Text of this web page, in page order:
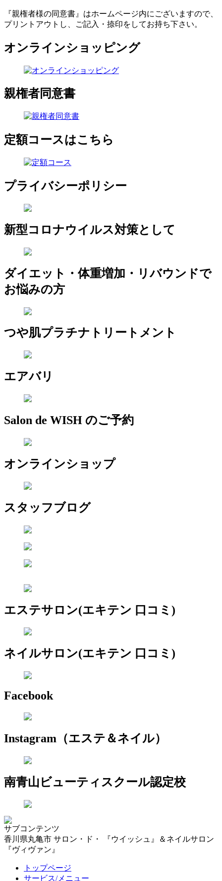
『親権者様の同意書』はホームページ内にございますので、
プリントアウトし、ご記入・捺印をしてお持ち下さい。
オンラインショッピング
親権者同意書
定額コースはこちら
プライバシーポリシー
新型コロナウイルス対策として
ダイエット・体重増加・リバウンドで
お悩みの方
つや肌プラチナトリートメント
エアバリ
Salon de WISH のご予約
オンラインショップ
スタッフブログ
エステサロン(エキテン 口コミ)
ネイルサロン(エキテン 口コミ)
Facebook
Instagram（エステ＆ネイル）
南青山ビューティスクール認定校
サブコンテンツ
香川県丸亀市 サロン・ド・ 『ウイッシュ』＆ネイルサロン
『ヴィヴァン』
トップページ
サービス/メニュー